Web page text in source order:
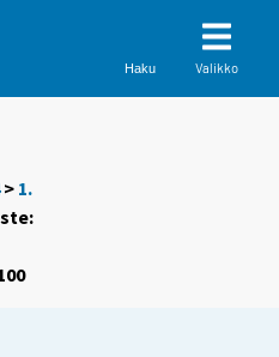
Haku Valikko
> 1.